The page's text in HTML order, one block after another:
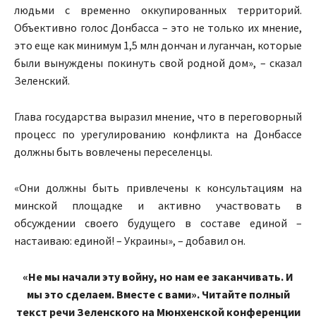
людьми с временно оккупированных территорий.
Объективно голос Донбасса – это не только их мнение,
это еще как минимум 1,5 млн дончан и луганчан, которые
были вынуждены покинуть свой родной дом», – сказал
Зеленский.
Глава государства выразил мнение, что в переговорный
процесс по урегулированию конфликта на Донбассе
должны быть вовлечены переселенцы.
«Они должны быть привлечены к консультациям на
минской площадке и активно участвовать в
обсуждении своего будущего в составе единой –
настаиваю: единой! – Украины», – добавил он.
«Не мы начали эту войну, но нам ее заканчивать. И
мы это сделаем. Вместе с вами». Читайте полный
текст речи Зеленского на Мюнхенской конференции